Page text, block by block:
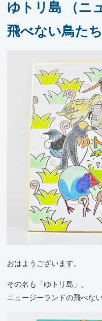
ゆトリ島 （ニ
飛べない鳥たち
おはようございます。
その名も「ゆトリ島」。
ニュージーランドの飛べな